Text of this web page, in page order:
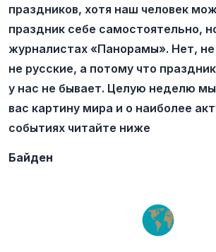
праздников, хотя наш человек
праздник себе самостоятельно,
журналистах «Панорамы». Нет,
не русские, а потому что
у нас не бывает. Целую неделю
вас картину мира и о наиболее
событиях читайте ниже
Байден